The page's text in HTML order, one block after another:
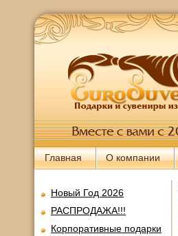
Главная О компании
Новый Год 2026
РАСПРОДАЖА!!!
Корпоративные подарки